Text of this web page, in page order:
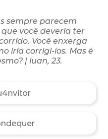
sempre parecem
você deveria ter
Você enxerga
iria corrigi-los. Mas é
| luan, 23.